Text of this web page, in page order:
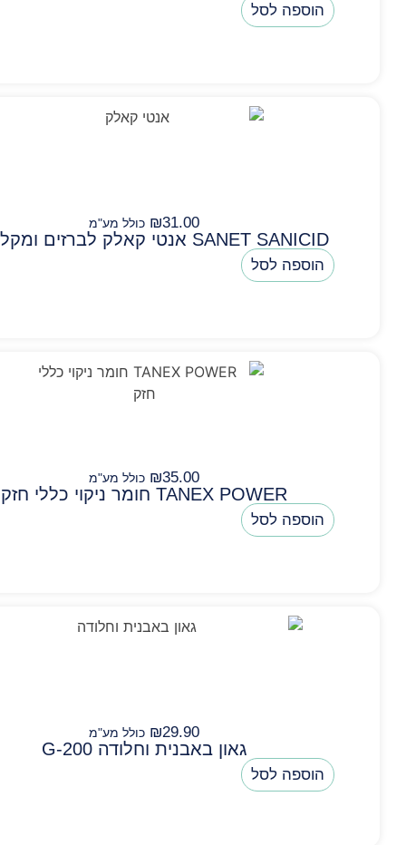
הוספה לסל
₪31.00 כולל מע"מ
SANET SANICID אנטי קאלק לברזים ומקלחונים
הוספה לסל
₪35.00 כולל מע"מ
TANEX POWER חומר ניקוי כללי חזק
הוספה לסל
₪29.90 כולל מע"מ
גאון באבנית וחלודה G-200
הוספה לסל